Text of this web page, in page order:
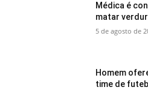
Médica é
matar
5 de agosto de
Homem
time de